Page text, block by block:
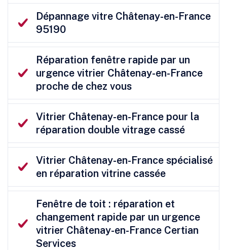
Dépannage vitre Châtenay-en-France
95190
Réparation fenêtre rapide par un
urgence vitrier Châtenay-en-France
proche de chez vous
Vitrier Châtenay-en-France pour la
réparation double vitrage cassé
Vitrier Châtenay-en-France spécialisé
en réparation vitrine cassée
Fenêtre de toit : réparation et
changement rapide par un urgence
vitrier Châtenay-en-France Certian
Services